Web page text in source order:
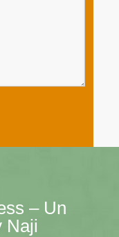
– Un
Naji